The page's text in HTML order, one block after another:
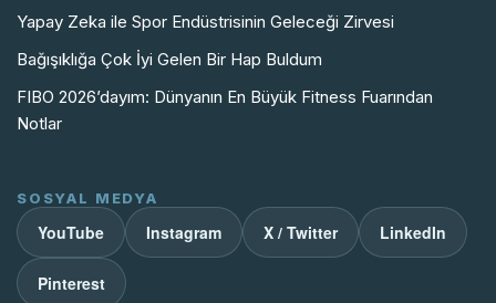
Yapay Zeka ile Spor Endüstrisinin Geleceği Zirvesi
Bağışıklığa Çok İyi Gelen Bir Hap Buldum
FIBO 2026’dayım: Dünyanın En Büyük Fitness Fuarından
Notlar
SOSYAL MEDYA
YouTube Instagram X / Twitter LinkedIn
Pinterest